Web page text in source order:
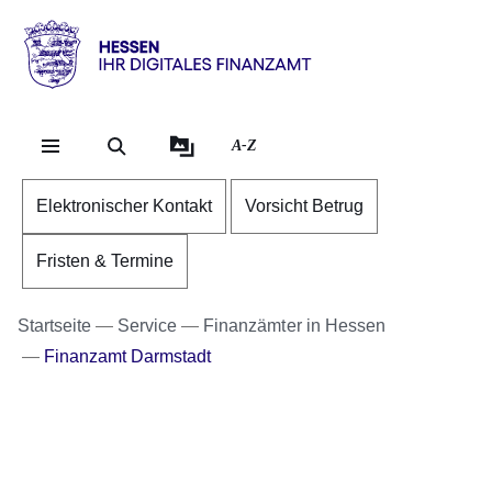
Direkt zum Kopf der
Direkt zum Inhalt
Direkt zum Fuß der
Hessen
Ihr
Finanzamt
A-Z
Elektronischer Kontakt Vorsicht Betrug
Fristen & Termine
Startseite Service
Finanzämter in Hessen
Finanzamt Darmstadt